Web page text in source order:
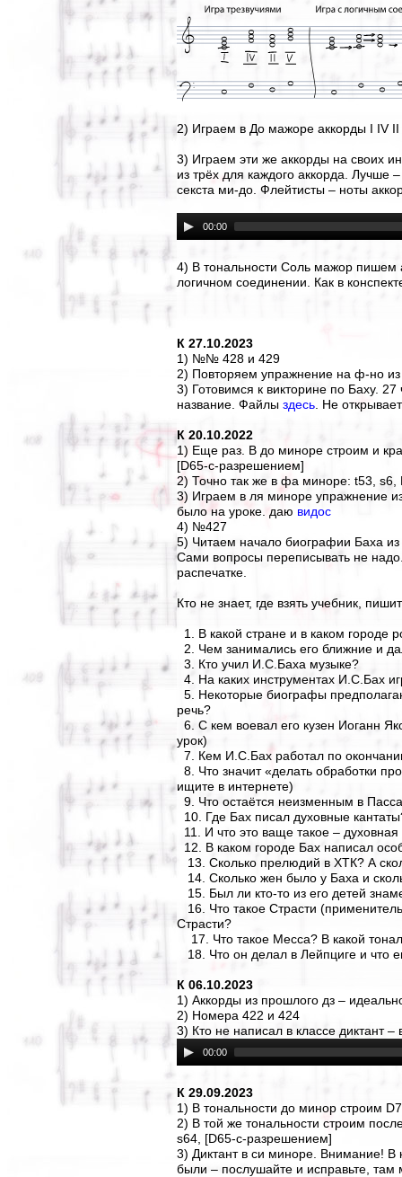
2) Играем в До мажоре аккорды I IV
3) Играем эти же аккорды на своих
из трёх для каждого аккорда.
секста ми-до. Флейтисты – ноты
00:00
4) В тональности Соль мажор пишем
логичном соединении. Как в
К 27.10.2023
1) №№ 428 и 429
2) Повторяем упражнение на ф-но
3) Готовимся к викторине по Баху.
название. Файлы здесь . Не
К 20.10.2022
1) Еще раз. В до миноре строим и
[D65-с-разрешением]
2) Точно так же в фа миноре: t53, s6,
3) Играем в ля миноре упражнение
было на уроке. даю видос
4) №427
5) Читаем начало биографии Баха
Сами вопросы переписывать не
распечатке.
Кто не знает, где взять учебник,
1. В какой стране и в каком городе
2. Чем занимались его ближние и
3. Кто учил И.С.Баха музыке?
4. На каких инструментах И.С.Бах
5. Некоторые биографы
речь?
6. С кем воевал его кузен Иоганн
урок)
7. Кем И.С.Бах работал по
8. Что значит «делать обработки
ищите в интернете)
9. Что остаётся неизменным в
10. Где Бах писал духовные
11. И что это ваще такое – духовная
12. В каком городе Бах написал
13. Сколько прелюдий в ХТК? А
14. Сколько жен было у Баха и
15. Был ли кто-то из его детей
16. Что такое Страсти
Страсти?
17. Что такое Месса? В какой
18. Что он делал в Лейпциге и что
К 06.10.2023
1) Аккорды из прошлого дз –
2) Номера 422 и 424
3) Кто не написал в классе диктант
00:00
К 29.09.2023
1) В тональности до минор строим
2) В той же тональности строим
s64, [D65-с-разрешением]
3) Диктант в си миноре. Внимание! В
были – послушайте и исправьте, там